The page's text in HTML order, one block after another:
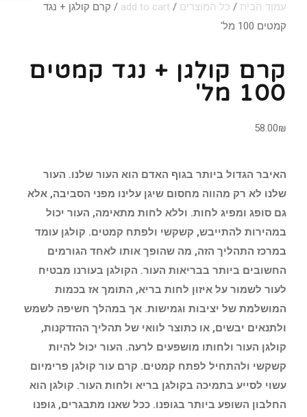
עמוד הבית / כל המוצרים /
add to cart / קרם קולגן + נגד
קמטים 100 מל'
קרם קולגן + נגד קמטים
100 מל'
58.00₪
האיבר הגדול ביותר בגוף האדם הוא העור שלנו. העור
שלנו לא רק מהווה מחסום שיגן עלינו מפני הסביבה, אלא
גם סופג ומפיג לחות. וללא לחות מתאימה, העור יכול
במהירות להתייבש, קשקשי ולפתח קמטים. קולגן עומד
במרכז התהליך הזה, מה שהופך אותו לאחד הגורמים
החשובים ביותר בבריאות העור. הקולגן בעורנו מבטיח
לעור לשמור על איזון לחות בריא, התומך אז בכמות
המושלמת של יציבות וגמישות. אך במהלך חשיפה לשמש
ולתנאים יבשים, או כתוצר לוואי של תהליך ההזדקנות,
קולגן העור ולחותו מושפעים לרעה. העור יכול להיות
קשקשי ולהתחיל לפתח קמטים. קרם עור קולגן פרימיום
עשוי לסייע בתמיכה בקולגן בריא ולחות העור. קולגן הוא
החלבון השופע ביותר בגופנו. ככל שאנו מתבגרים, גופנו